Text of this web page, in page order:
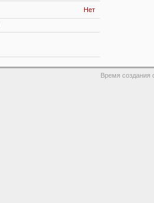
Нет
Время создания